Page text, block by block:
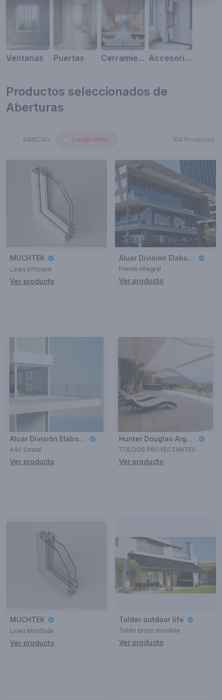
Ventanas Puertas Cerramientos Accesorios
Productos seleccionados de
Aberturas
BIM/CAD Landhi PRO+ 104 Productos
MUCHTEK
Línea Efficient
Ver producto
Aluar División Elaborados
Frente integral
Ver producto
Aluar División Elaborados
A40 Cristal
Ver producto
Hunter Douglas Argentina
TOLDOS PROYECTANTES
Ver producto
MUCHTEK
Línea MiniSlide
Ver producto
Tolder outdoor life
Toldo brazo invisible
Ver producto